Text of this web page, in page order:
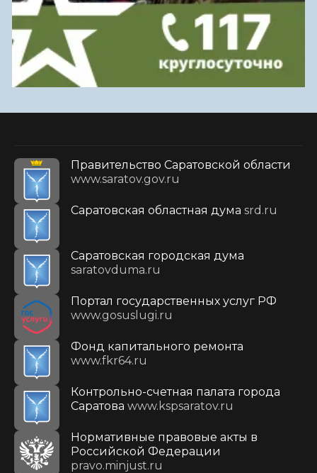
Правительство Саратовской области
www.saratov.gov.ru
Саратовская областная дума srd.ru
Саратовская городская дума
saratovduma.ru
Портал государственных услуг РФ
www.gosuslugi.ru
Фонд капитального ремонта
www.fkr64.ru
Контрольно-счетная палата города
Саратова www.kspsaratov.ru
Нормативные правовые акты в
Российской Федерации
pravo.minjust.ru